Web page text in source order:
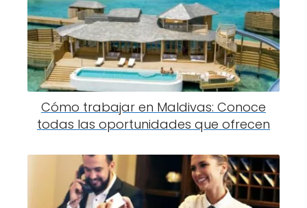
Cómo trabajar en Maldivas: Conoce
todas las oportunidades que ofrecen